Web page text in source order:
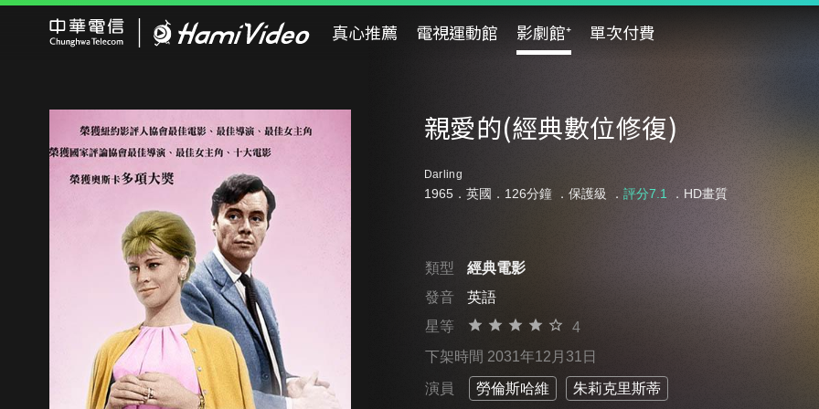
真心推薦 電視運動館 影劇館⁺ 單次付費
親愛的(經典數位修復)
Darling
1965．英國．126分鐘 ． 保護級 ． 評分7.1 ．HD畫質
類型
經典電影
發音
英語
星等
4
下架時間 2031年12月31日
演員 勞倫斯哈維 朱莉克里斯蒂